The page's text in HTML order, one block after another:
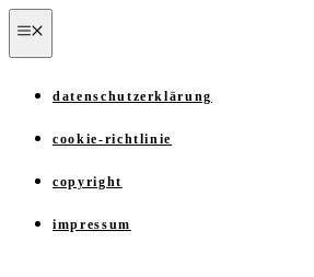
Zum
Inhalt
springen
datenschutzerklärung
cookie-richtlinie
copyright
impressum